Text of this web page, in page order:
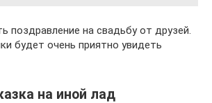
поздравление на свадьбу от друзей.
будет очень приятно увидеть
на иной лад